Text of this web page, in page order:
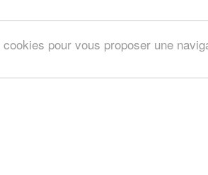
pour vous proposer une